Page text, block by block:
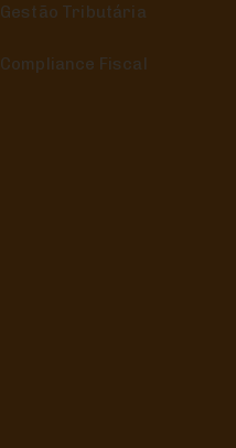
Gestão Tributária
Compliance Fiscal